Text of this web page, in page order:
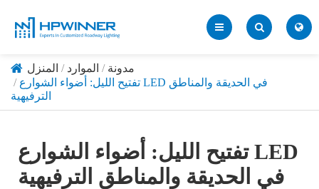
المنزل الموارد
مدونة
تفتيح الليل: أضواء الشوارع LED في الحديقة والمناطق
الترفيهية
تفتيح الليل: أضواء الشوارع LED
في الحديقة والمناطق الترفيهية